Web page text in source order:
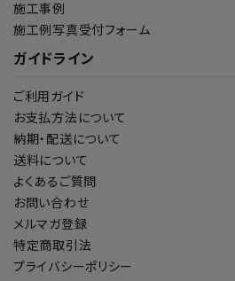
施工事例
施工例写真受付フォーム
ガイドライン
ご利用ガイド
お支払方法について
納期・配送について
送料について
よくあるご質問
お問い合わせ
メルマガ登録
特定商取引法
プライバシーポリシー